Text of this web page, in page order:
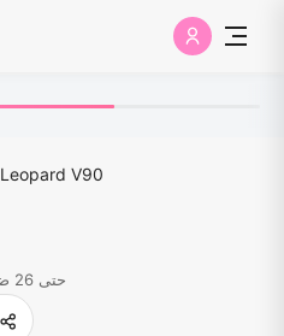
Leopard V90
حتى 26 ضيوف